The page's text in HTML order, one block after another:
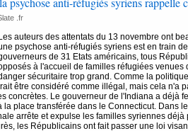
.fr
Les auteurs des attentats du 13 novembre ont
psychose anti-réfugiés syriens est en train
de 31 Etats américains, tous
à l'accueil de familles réfugiées
sécuritaire trop grand. Comme la
être considéré comme illégal, mais cela n'a
concrètes. Le gouverneur de l'Indiana a déjà
la place transférée dans le Connecticut. Dans
arrête et expulse les familles syriennes déjà
les Républicains ont fait passer une loi